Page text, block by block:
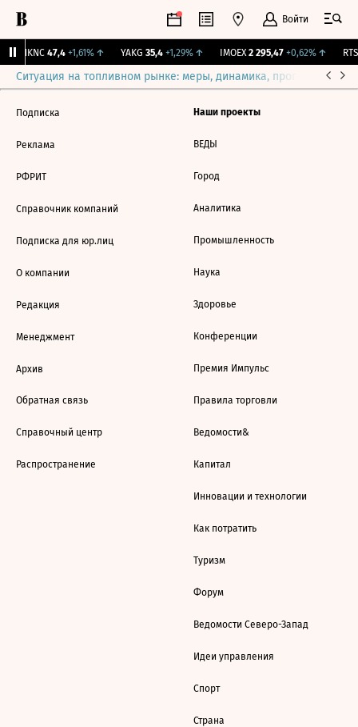
Войти
NKNC 47,4 +1,61%↑ YAKG 35,4 +1,29%↑ IMOEX 2 295,47 +0,62%↑ RTSI
Ситуация на топливном рынке: меры, динамика, прогнозы
Подписка
Реклама
РФРИТ
Справочник компаний
Подписка для юр.лиц
О компании
Редакция
Менеджмент
Архив
Обратная связь
Справочный центр
Распространение
Наши проекты
ВЕДЫ
Город
Аналитика
Промышленность
Наука
Здоровье
Конференции
Премия Импульс
Правила торговли
Ведомости&
Капитал
Инновации и технологии
Как потратить
Туризм
Форум
Ведомости Северо-Запад
Идеи управления
Спорт
Страна